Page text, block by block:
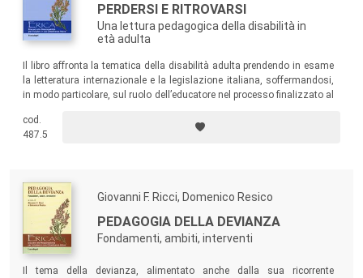
PERDERSI E RITROVARSI
Una lettura pedagogica della disabilità in
età adulta
Il libro affronta la tematica della disabilità adulta prendendo in esame
la letteratura internazionale e la legislazione italiana, soffermandosi,
in modo particolare, sul ruolo dell’educatore nel processo finalizzato al
cod.
487.5
Giovanni F. Ricci, Domenico Resico
PEDAGOGIA DELLA DEVIANZA
Fondamenti, ambiti, interventi
Il tema della devianza, alimentato anche dalla sua ricorrente